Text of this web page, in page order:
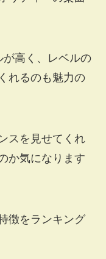
高く、レベルの
れるのも魅力の
スを見せてくれ
か気になります
徴をランキング